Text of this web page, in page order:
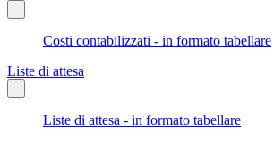
Costi contabilizzati - in formato tabellare
Liste di attesa
Liste di attesa - in formato tabellare